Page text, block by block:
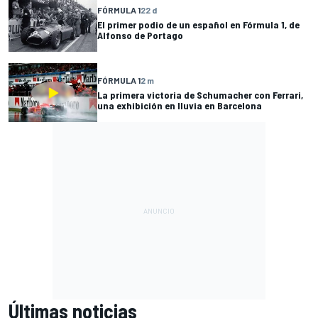
FÓRMULA 122 d
El primer podio de un español en Fórmula 1, de
Alfonso de Portago
FÓRMULA 12 m
La primera victoria de Schumacher con Ferrari,
una exhibición en lluvia en Barcelona
Últimas noticias